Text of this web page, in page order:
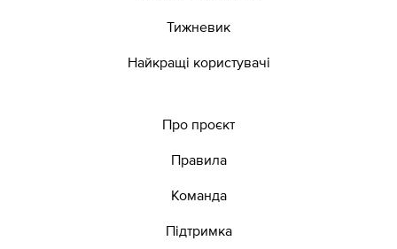
Тижневик
Найкращі користувачі
Про проєкт
Правила
Команда
Підтримка